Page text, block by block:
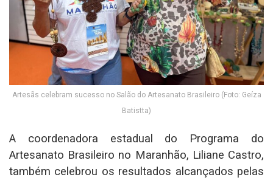
Artesãs celebram sucesso no Salão do Artesanato Brasileiro (Foto: Geíza
Batistta)
A coordenadora estadual do Programa do
Artesanato Brasileiro no Maranhão, Liliane Castro,
também celebrou os resultados alcançados pelas